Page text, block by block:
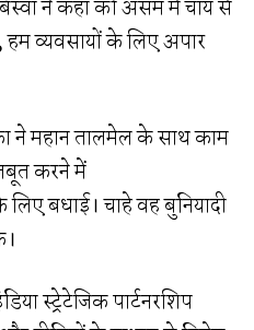
ने कहा की असम में चाय से
व्यवसायों के लिए अपार
ने महान तालमेल के साथ काम
करने में
बधाई। चाहे वह बुनियादी
स्ट्रेटेजिक पार्टनरशिप